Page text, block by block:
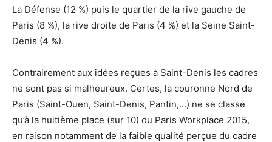
La Défense (12 %) puis le quartier de la rive gauche de
Paris (8 %), la rive droite de Paris (4 %) et la Seine Saint-
Denis (4 %).
Contrairement aux idées reçues à Saint-Denis les cadres
ne sont pas si malheureux. Certes, la couronne Nord de
Paris (Saint-Ouen, Saint-Denis, Pantin,…) ne se classe
qu’à la huitième place (sur 10) du Paris Workplace 2015,
en raison notamment de la faible qualité perçue du cadre